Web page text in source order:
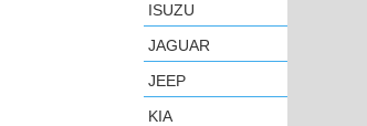
ISUZU
JAGUAR
JEEP
KIA